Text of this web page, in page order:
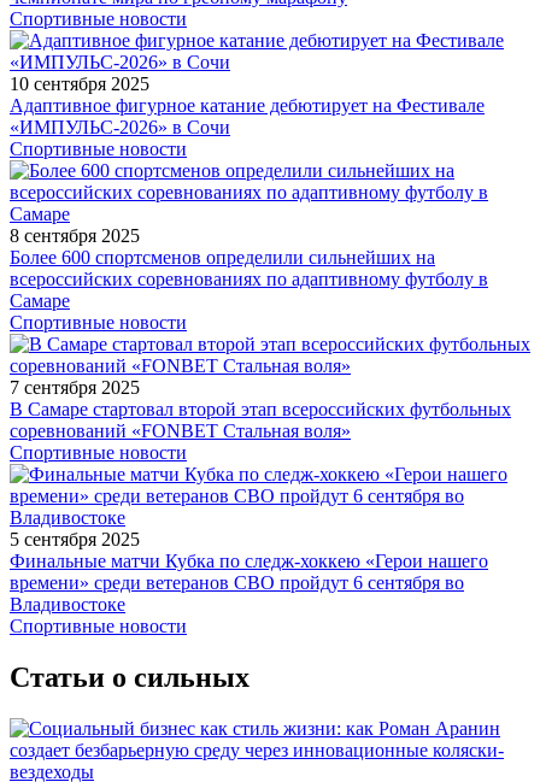
Спортивные новости
10 сентября 2025
Адаптивное фигурное катание дебютирует на Фестивале
«ИМПУЛЬС-2026» в Сочи
Спортивные новости
8 сентября 2025
Более 600 спортсменов определили сильнейших на
всероссийских соревнованиях по адаптивному футболу в
Самаре
Спортивные новости
7 сентября 2025
В Самаре стартовал второй этап всероссийских футбольных
соревнований «FONBET Стальная воля»
Спортивные новости
5 сентября 2025
Финальные матчи Кубка по следж-хоккею «Герои нашего
времени» среди ветеранов СВО пройдут 6 сентября во
Владивостоке
Спортивные новости
Статьи о сильных